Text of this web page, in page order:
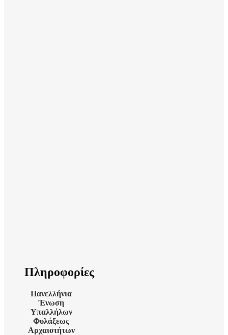
Πληροφορίες
Πανελλήνια
Ένωση
Υπαλλήλων
Φυλάξεως
Αρχαιοτήτων